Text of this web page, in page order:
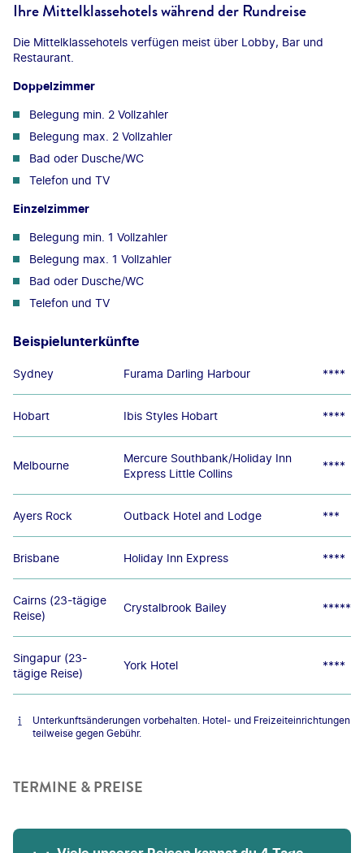
Ihre Mittelklassehotels während der Rundreise
Die Mittelklassehotels verfügen meist über Lobby, Bar und
Restaurant.
Doppelzimmer
Belegung min. 2 Vollzahler
Belegung max. 2 Vollzahler
Bad oder Dusche/WC
Telefon und TV
Einzelzimmer
Belegung min. 1 Vollzahler
Belegung max. 1 Vollzahler
Bad oder Dusche/WC
Telefon und TV
Beispielunterkünfte
Sydney Furama Darling Harbour ****
Hobart Ibis Styles Hobart ****
Melbourne
Mercure Southbank/Holiday Inn
Express Little Collins
****
Ayers Rock Outback Hotel and Lodge ***
Brisbane Holiday Inn Express ****
Cairns (23-tägige
Reise)
Crystalbrook Bailey *****
Singapur (23-
tägige Reise)
York Hotel ****
Unterkunftsänderungen vorbehalten. Hotel- und Freizeiteinrichtungen
teilweise gegen Gebühr.
TERMINE & PREISE